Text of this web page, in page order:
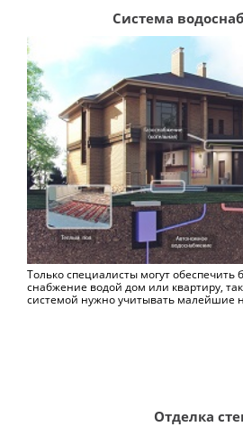
Система
Только специалисты могут обеспечить
снабжение водой дом или квартиру,
системой нужно учитывать малейшие
Отделка